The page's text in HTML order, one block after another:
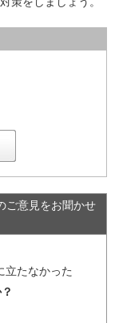
ご意見をお聞かせ
立たなかった